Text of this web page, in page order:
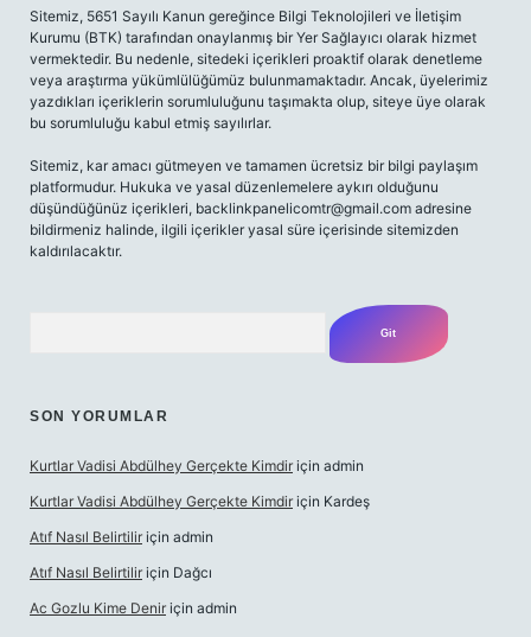
Sitemiz, 5651 Sayılı Kanun gereğince Bilgi Teknolojileri ve İletişim
Kurumu (BTK) tarafından onaylanmış bir Yer Sağlayıcı olarak hizmet
vermektedir. Bu nedenle, sitedeki içerikleri proaktif olarak denetleme
veya araştırma yükümlülüğümüz bulunmamaktadır. Ancak, üyelerimiz
yazdıkları içeriklerin sorumluluğunu taşımakta olup, siteye üye olarak
bu sorumluluğu kabul etmiş sayılırlar.
Sitemiz, kar amacı gütmeyen ve tamamen ücretsiz bir bilgi paylaşım
platformudur. Hukuka ve yasal düzenlemelere aykırı olduğunu
düşündüğünüz içerikleri, backlinkpanelicomtr@gmail.com adresine
bildirmeniz halinde, ilgili içerikler yasal süre içerisinde sitemizden
kaldırılacaktır.
SON YORUMLAR
Kurtlar Vadisi Abdülhey Gerçekte Kimdir için admin
Kurtlar Vadisi Abdülhey Gerçekte Kimdir için Kardeş
Atıf Nasıl Belirtilir için admin
Atıf Nasıl Belirtilir için Dağcı
Ac Gozlu Kime Denir için admin